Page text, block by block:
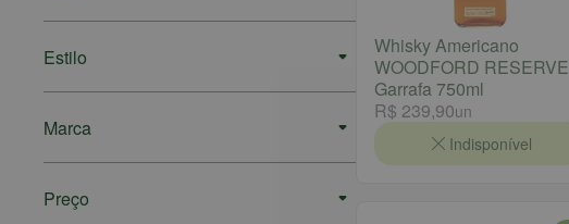
Estilo
Marca
Preço
Whisky Americano
WOODFORD RESERVE
Garrafa 750ml
R$ 239,90un
Indisponível